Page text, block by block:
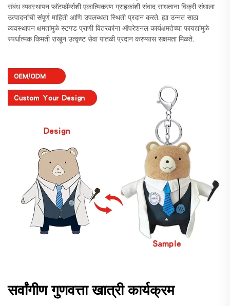
संबंध व्यवस्थापन प्लॅटफॉर्म्सशी एकात्मिकरण ग्राहकांशी संवाद साधताना विक्री संघाला
उत्पादनांची संपूर्ण माहिती आणि उपलब्धता स्थिती प्रदान करते. ह्या उन्नत साठा
व्यवस्थापन क्षमतांमुळे स्टफ्ड प्राणी वितरकांना ऑपरेशनल कार्यक्षमतेच्या फायद्यांमुळे
स्पर्धात्मक किमती राखून उत्कृष्ट सेवा पातळी प्रदान करण्यास सक्षमता मिळते.
सर्वांगीण गुणवत्ता खात्री कार्यक्रम